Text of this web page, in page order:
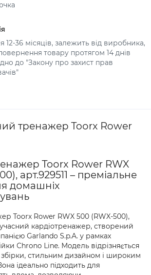
12-36 місяців, залежить від виробника,
товару протягом 14 днів
до "Закону про захист прав
тренажер Toorx Rower
Toorx Rower RWX
арт.929511 – преміальне
домашніх
Toorx Rower RWX 500 (RWX-500),
кардіотренажер, створений
Garlando S.p.A. у рамках
Chrono Line. Модель відрізняється
стильним дизайном і широким
ідеально підходить для